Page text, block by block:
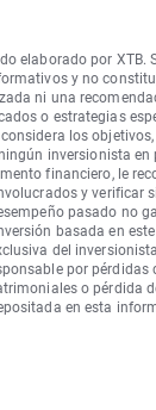
elaborado por XTB.
y no
ni una
o estrategias
los
inversionista
financiero, le
y verificar
pasado no
basada en
del
por pérdidas
o pérdida
en esta